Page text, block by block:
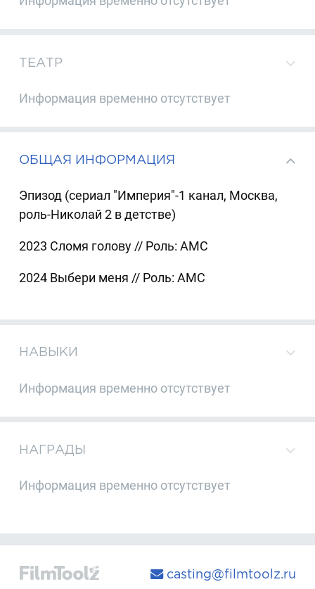
ТЕАТР
Информация временно отсутствует
ОБЩАЯ ИНФОРМАЦИЯ
Эпизод (сериал "Империя"-1 канал, Москва,
роль-Николай 2 в детстве)
2023 Сломя голову // Роль: АМС
2024 Выбери меня // Роль: АМС
НАВЫКИ
Информация временно отсутствует
НАГРАДЫ
Информация временно отсутствует
casting@filmtoolz.ru